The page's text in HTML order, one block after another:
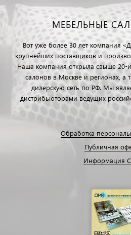
МЕБЕЛЬНЫЕ
Вот уже более 30 лет компания
крупнейших поставщиков и
Наша компания открыла свыше 20-
салонов в Москве и регионах, а
дилерскую сеть по РФ. Мы
дистрибьюторами ведущих
Обработка
Публичная
Информация